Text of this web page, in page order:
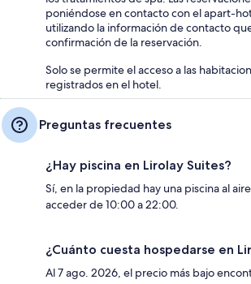
poniéndose en contacto con el apart-
utilizando la información de contacto
confirmación de la reservación.
Solo se permite el acceso a las
registrados en el hotel.
Preguntas frecuentes
¿Hay piscina en Lirolay Suites?
Sí, en la propiedad hay una piscina al
acceder de 10:00 a 22:00.
¿Cuánto cuesta hospedarse en
Al 7 ago. 2026, el precio más bajo